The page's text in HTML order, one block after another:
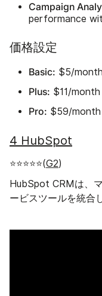
Campaign
performance
価格設定
Basic: $5/month
Plus: $11/month
Pro: $59/month
4 HubSpot
⭐⭐⭐⭐⭐(G2)
HubSpot CRMは、
ービスツールを統合